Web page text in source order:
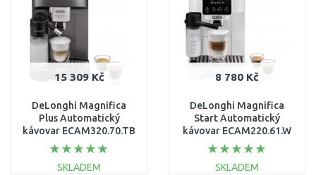
15 309 Kč
DeLonghi Magnifica
Plus Automatický
kávovar ECAM320.70.TB
SKLADEM
8 780 Kč
DeLonghi Magnifica
Start Automatický
kávovar ECAM220.61.W
SKLADEM